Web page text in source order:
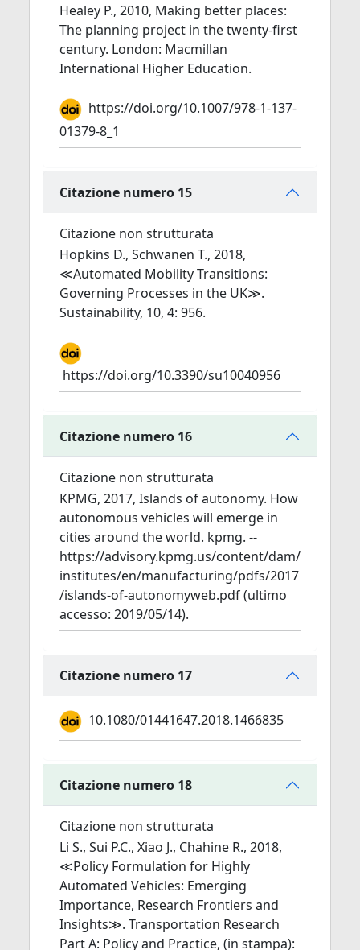
Healey P., 2010, Making better places:
The planning project in the twenty-first
century. London: Macmillan
International Higher Education.
https://doi.org/10.1007/978-1-137-
01379-8_1
Citazione numero 15
Citazione non strutturata
Hopkins D., Schwanen T., 2018,
≪Automated Mobility Transitions:
Governing Processes in the UK≫.
Sustainability, 10, 4: 956.
https://doi.org/10.3390/su10040956
Citazione numero 16
Citazione non strutturata
KPMG, 2017, Islands of autonomy. How
autonomous vehicles will emerge in
cities around the world. kpmg. --
https://advisory.kpmg.us/content/dam/
institutes/en/manufacturing/pdfs/2017
/islands-of-autonomyweb.pdf (ultimo
accesso: 2019/05/14).
Citazione numero 17
10.1080/01441647.2018.1466835
Citazione numero 18
Citazione non strutturata
Li S., Sui P.C., Xiao J., Chahine R., 2018,
≪Policy Formulation for Highly
Automated Vehicles: Emerging
Importance, Research Frontiers and
Insights≫. Transportation Research
Part A: Policy and Practice, (in stampa):